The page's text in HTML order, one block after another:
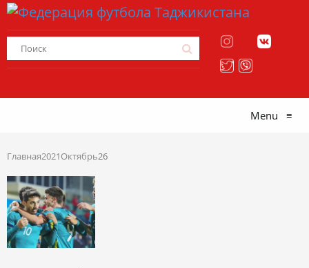
Menu ≡
Главная2021Октябрь26